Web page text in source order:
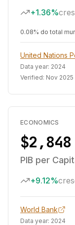
+1.36%
0.08% do total
United Nations
Data year: 2024
Verified: Nov 2025
ECONOMICS
$2,848
PIB per
+9.12%
World Bank
Data year: 2024